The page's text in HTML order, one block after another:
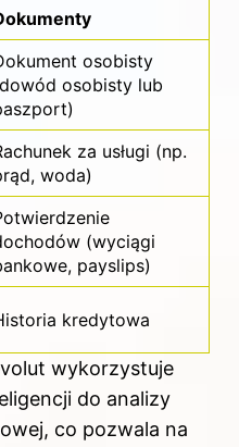
osobisty
osobisty lub
za usługi (np.
woda)
(wyciągi
payslips)
kredytowa
wykorzystuje
do analizy
co pozwala na